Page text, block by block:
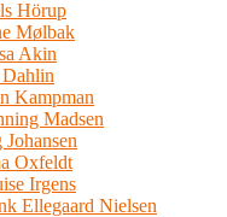
Hörup
Mølbak
Akin
Dahlin
Kampman
Madsen
Johansen
Oxfeldt
Irgens
Ellegaard Nielsen